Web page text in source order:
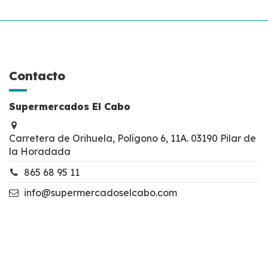
Contacto
Supermercados El Cabo
Carretera de Orihuela, Polígono 6, 11A. 03190 Pilar de
la Horadada
865 68 95 11
info@supermercadoselcabo.com